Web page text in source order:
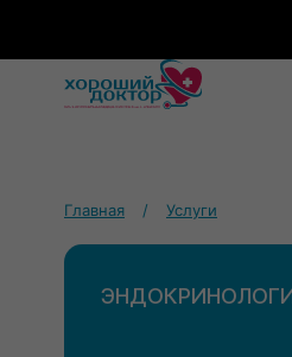
Главная / Услуги